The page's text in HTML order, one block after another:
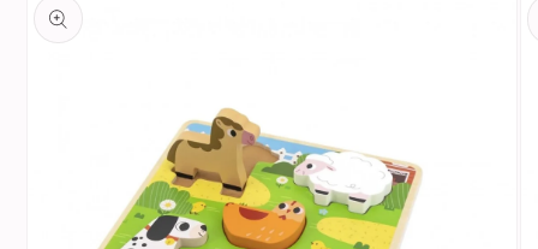
informacijos
apie gaminį